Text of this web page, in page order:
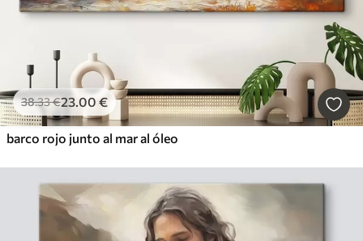
38.33€23.00 €
barco rojo junto al mar al óleo